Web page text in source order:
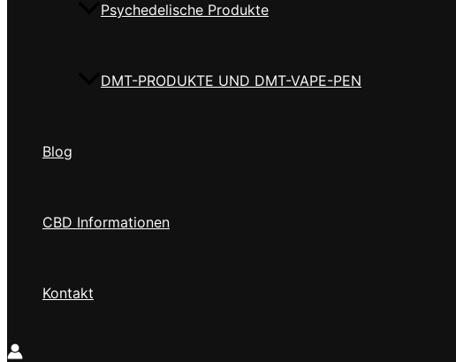
Psychedelische Produkte
DMT-PRODUKTE UND DMT-VAPE-PEN
Blog
CBD Informationen
Kontakt